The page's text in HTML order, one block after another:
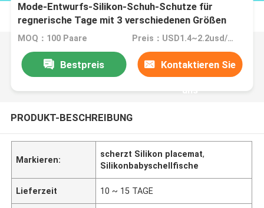
Mode-Entwurfs-Silikon-Schuh-Schutze für
regnerische Tage mit 3 verschiedenen Größen
MOQ：100 Paare Preis：USD1.4~2.2usd/pair
Bestpreis Kontaktieren Sie
uns
PRODUKT-BESCHREIBUNG
Markieren:
scherzt Silikon placemat,
Silikonbabyschellfische
Lieferzeit 10 ~ 15 TAGE